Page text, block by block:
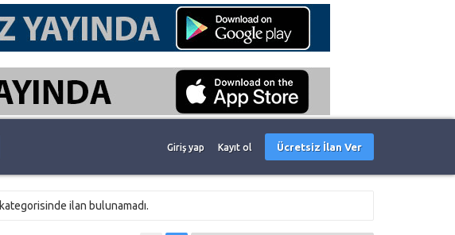
Giriş yap Kayıt ol Ücretsiz İlan Ver
kategorisinde ilan bulunamadı.